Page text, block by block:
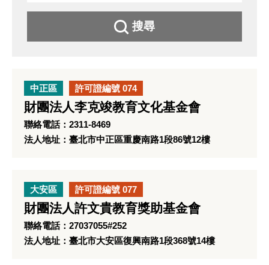
搜尋
中正區 許可證編號 074
財團法人李克竣教育文化基金會
聯絡電話：2311-8469
法人地址：臺北市中正區重慶南路1段86號12樓
大安區 許可證編號 077
財團法人許文貴教育獎助基金會
聯絡電話：27037055#252
法人地址：臺北市大安區復興南路1段368號14樓